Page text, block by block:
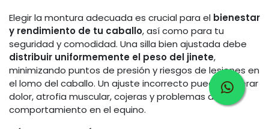
Elegir la montura adecuada es crucial para el bienestar
y rendimiento de tu caballo, así como para tu
seguridad y comodidad. Una silla bien ajustada debe
distribuir uniformemente el peso del jinete,
minimizando puntos de presión y riesgos de lesiones en
el lomo del caballo. Un ajuste incorrecto puede generar
dolor, atrofia muscular, cojeras y problemas de
comportamiento en el equino.